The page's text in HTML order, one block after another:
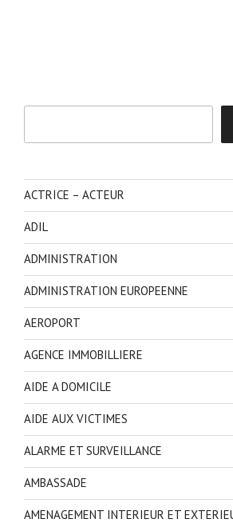
ACTRICE – ACTEUR
ADIL
ADMINISTRATION
ADMINISTRATION EUROPEENNE
AEROPORT
AGENCE IMMOBILLIERE
AIDE A DOMICILE
AIDE AUX VICTIMES
ALARME ET SURVEILLANCE
AMBASSADE
AMENAGEMENT INTERIEUR ET